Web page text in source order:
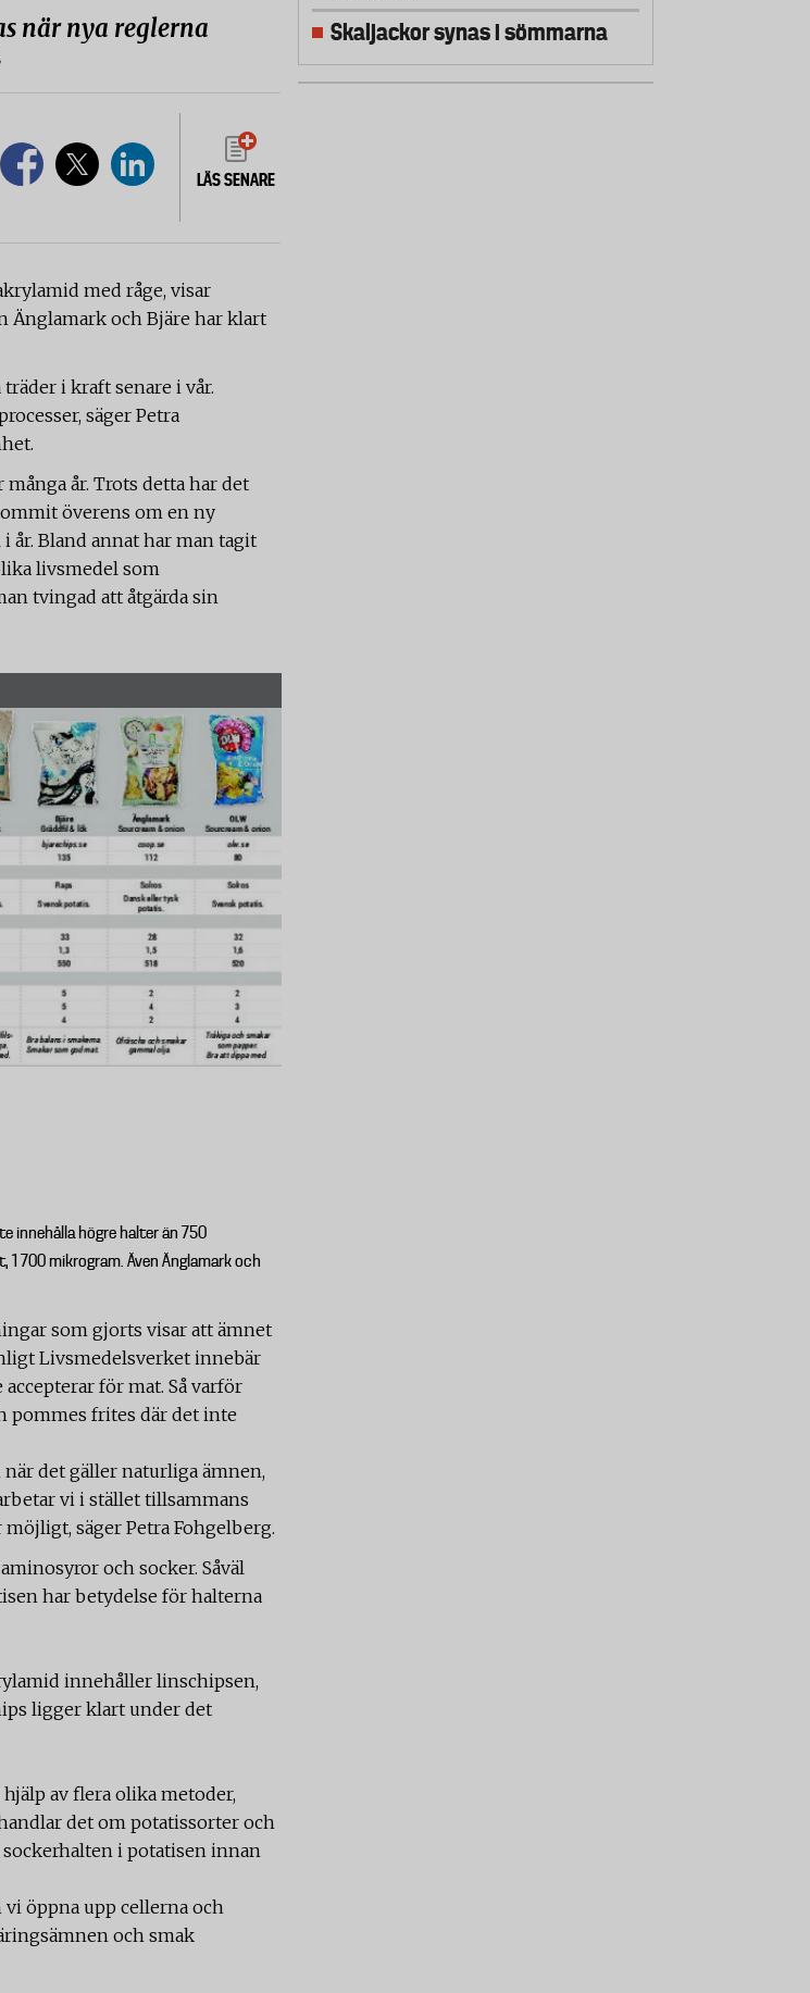
när nya reglerna
LÄS SENARE
med råge, visar
Änglamark och Bjäre har klart
i kraft senare i vår.
säger Petra
år. Trots detta har det
överens om en ny
Bland annat har man tagit
livsmedel som
tvingad att åtgärda sin
innehålla högre halter än 750
700 mikrogram. Även Änglamark och
som gjorts visar att ämnet
Livsmedelsverket innebär
för mat. Så varför
pommes frites där det inte
det gäller naturliga ämnen,
vi i stället tillsammans
säger Petra Fohgelberg.
och socker. Såväl
har betydelse för halterna
innehåller linschipsen,
ligger klart under det
av flera olika metoder,
det om potatissorter och
i potatisen innan
öppna upp cellerna och
och smak
Skaljackor synas i sömmarna